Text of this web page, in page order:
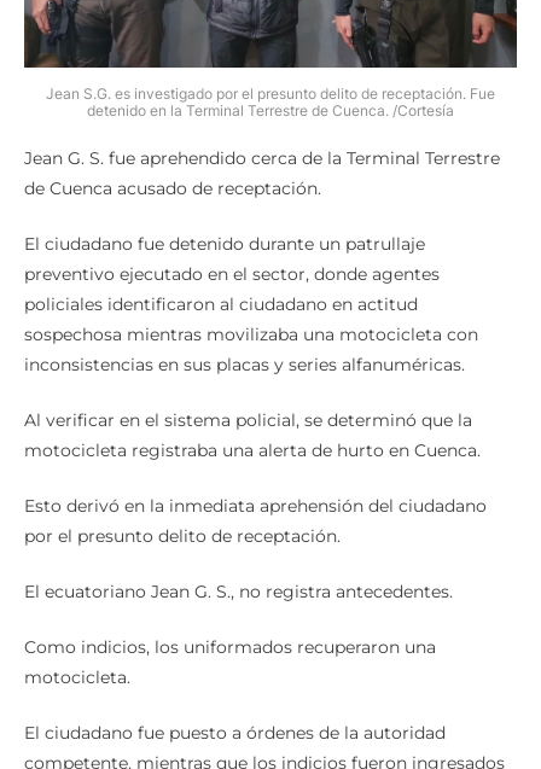
Jean S.G. es investigado por el presunto delito de receptación. Fue
detenido en la Terminal Terrestre de Cuenca. /Cortesía
Jean G. S. fue aprehendido cerca de la Terminal Terrestre
de Cuenca acusado de receptación.
El ciudadano fue detenido durante un patrullaje
preventivo ejecutado en el sector, donde agentes
policiales identificaron al ciudadano en actitud
sospechosa mientras movilizaba una motocicleta con
inconsistencias en sus placas y series alfanuméricas.
Al verificar en el sistema policial, se determinó que la
motocicleta registraba una alerta de hurto en Cuenca.
Esto derivó en la inmediata aprehensión del ciudadano
por el presunto delito de receptación.
El ecuatoriano Jean G. S., no registra antecedentes.
Como indicios, los uniformados recuperaron una
motocicleta.
El ciudadano fue puesto a órdenes de la autoridad
competente, mientras que los indicios fueron ingresados